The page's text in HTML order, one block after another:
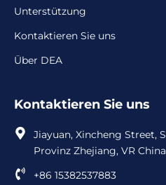
Unterstützung
Kontaktieren Sie uns
Über DEA
Kontaktieren Sie uns
Jiayuan, Xincheng Street,
Provinz Zhejiang, VR
+86 15382537883